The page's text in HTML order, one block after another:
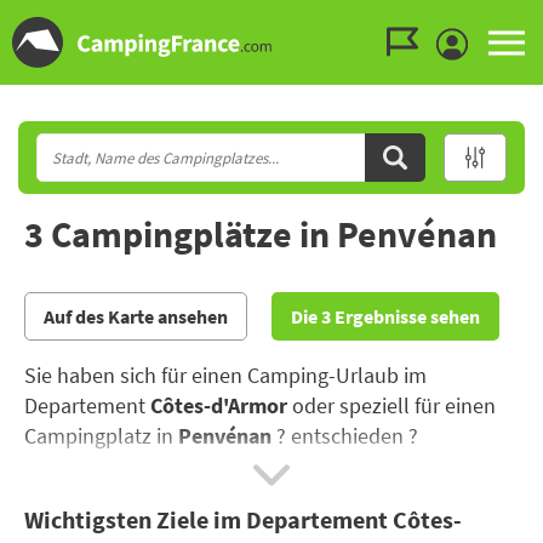
3 Campingplätze in Penvénan
Auf des Karte ansehen Die 3 Ergebnisse sehen
Sie haben sich für einen Camping-Urlaub im
DepartementCôtes-d'Armoroder speziell für einen
Campingplatz in Penvénan ? entschieden ?
vielfältige Küstenlandschaften am Ärmelkanal
Wichtigsten Ziele im Departement Côtes-